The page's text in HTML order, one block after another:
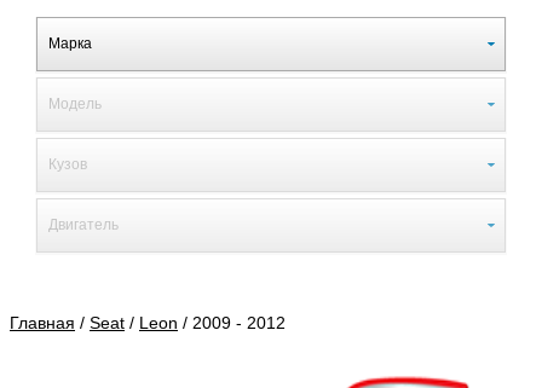
Главная / Seat / Leon / 2009 - 2012